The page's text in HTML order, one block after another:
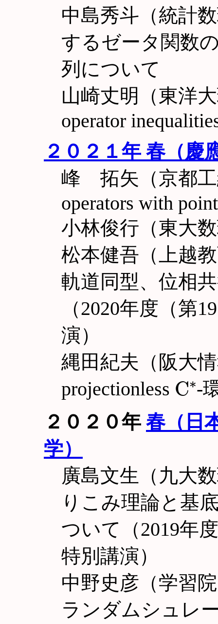
中島秀斗（統計
するゼータ関数
列について
山崎丈明（東洋大
operator
２０２１年 春（慶
峰 拓矢（京都工
operators with
小林俊行（東大
松本健吾（上越
軌道同型、位相
（2020年度（第
演）
縄田紀夫（阪大
projectionless C∗
-
２０２０年 春（日
学）
廣島文生（九大
りこみ理論と基
ついて（2019年
特別講演）
中野史彦（学習
ランダムシュレ